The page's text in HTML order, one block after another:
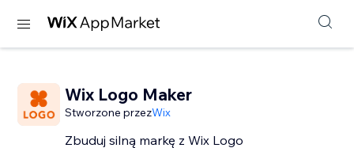
Wix Logo Maker
Stworzone przezWix
Zbuduj silną markę z Wix Logo